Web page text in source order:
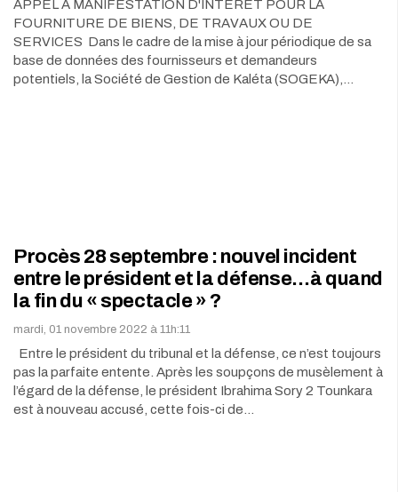
APPEL A MANIFESTATION D'INTERET POUR LA
FOURNITURE DE BIENS, DE TRAVAUX OU DE
SERVICES Dans le cadre de la mise à jour périodique de sa
base de données des fournisseurs et demandeurs
potentiels, la Société de Gestion de Kaléta (SOGEKA),…
Procès 28 septembre : nouvel incident
entre le président et la défense…à quand
la fin du « spectacle » ?
mardi, 01 novembre 2022 à 11h:11
Entre le président du tribunal et la défense, ce n’est toujours
pas la parfaite entente. Après les soupçons de musèlement à
l’égard de la défense, le président Ibrahima Sory 2 Tounkara
est à nouveau accusé, cette fois-ci de…